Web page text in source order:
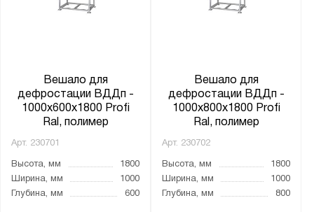
Вешало для
дефростации ВДДп -
1000x600x1800 Profi
Ral, полимер
Арт. 230701
Высота, мм
1800
Ширина, мм
1000
Глубина, мм
600
Вешало для
дефростации ВДДп -
1000x800x1800 Profi
Ral, полимер
Арт. 230702
Высота, мм
1800
Ширина, мм
1000
Глубина, мм
800
Материал каркаса:
Нержавеющая сталь
Окрашенная сталь
Оцинкованная сталь